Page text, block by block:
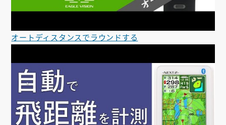
オートディスタンスでラウンドする